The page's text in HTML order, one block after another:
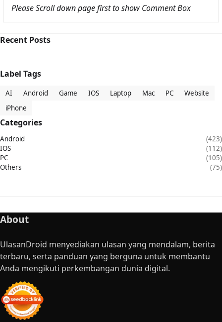
Please Scroll down page first to show Comment Box
Recent Posts
Label Tags
AI Android Game IOS Laptop Mac PC
Website
iPhone
Categories
Android
(423)
IOS
(112)
PC
(105)
Others
(75)
About
UlasanDroid menyediakan ulasan yang mendalam, berita
terbaru, serta panduan yang berguna untuk membantu
Anda mengikuti perkembangan dunia digital.